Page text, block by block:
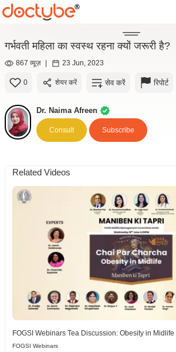
गर्भवती महिला का स्वस्थ रहना क्यों जरूरी है?
867 व्यूज़ | 23 Jun, 2023
0 शेयर करें सेव करें रिपोर्ट
Dr. Naima Afreen
Consult Subscribe
Related Videos
FOGSI Webinars Tea Discussion: Obesity in Midlife
FOGSI Webinars